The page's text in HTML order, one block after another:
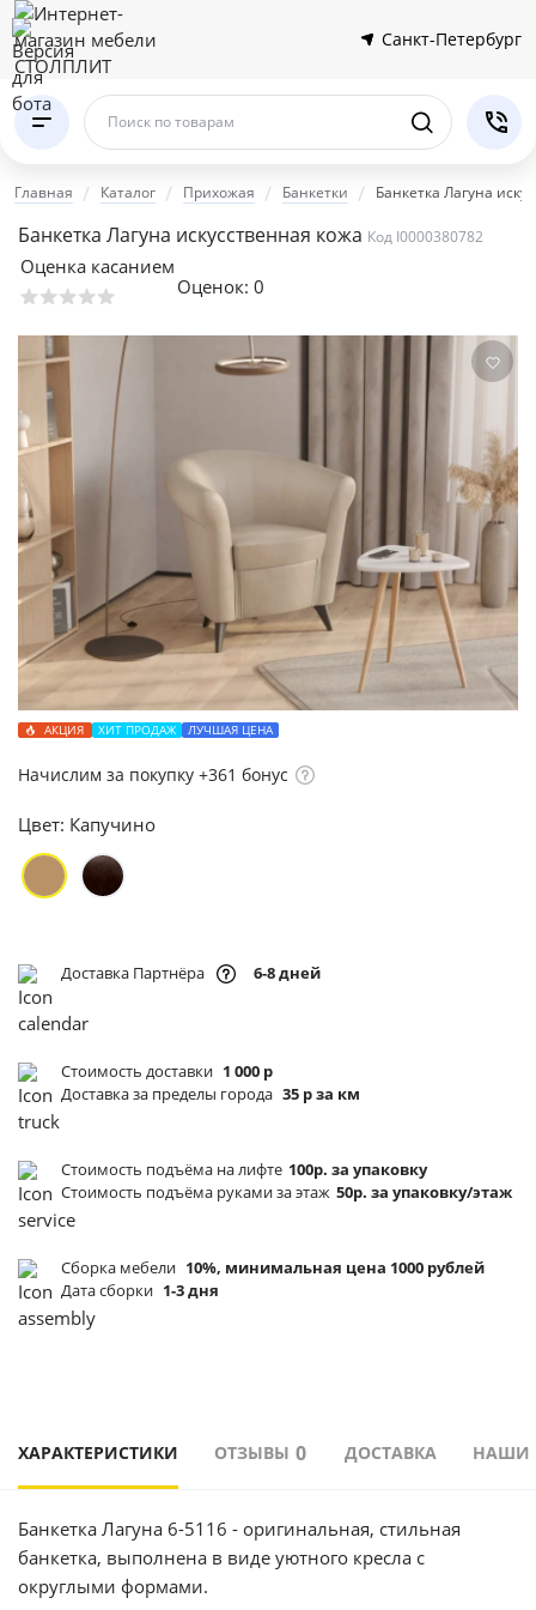
Санкт-Петербург
Поиск по товарам
Главная Каталог Прихожая Банкетки Банкетка Лагуна
Банкетка Лагуна искусственная кожа Код I0000380782
Оценка касанием
Оценок: 0
АКЦИЯ ХИТ ПРОДАЖ ЛУЧШАЯ ЦЕНА
Начислим за покупку +361 бонус
Цвет: Капучино
Доставка Партнёра 6-8 дней
Стоимость доставки 1 000 р
Доставка за пределы города 35 р за км
Стоимость подъёма на лифте 100р. за упаковку
Стоимость подъёма руками за этаж 50р. за упаковку/этаж
Сборка мебели 10%, минимальная цена 1000 рублей
Дата сборки 1-3 дня
ХАРАКТЕРИСТИКИ ОТЗЫВЫ 0 ДОСТАВКА НАШИ
Банкетка Лагуна 6-5116 - оригинальная, стильная
банкетка, выполнена в виде уютного кресла с
округлыми формами.